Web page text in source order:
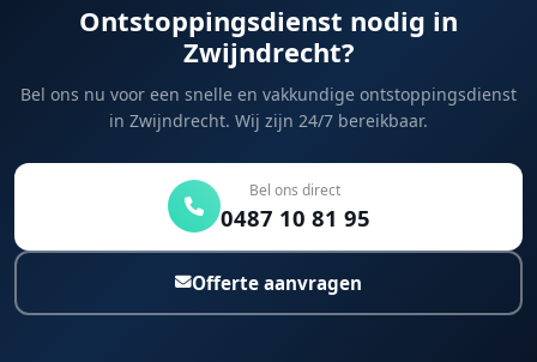
Ontstoppingsdienst nodig in
Zwijndrecht?
Bel ons nu voor een snelle en vakkundige ontstoppingsdienst
in Zwijndrecht. Wij zijn 24/7 bereikbaar.
Bel ons direct
0487 10 81 95
Offerte aanvragen